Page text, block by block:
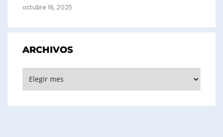
octubre 16, 2025
ARCHIVOS